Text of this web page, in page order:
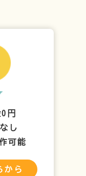
円
し
可能
から